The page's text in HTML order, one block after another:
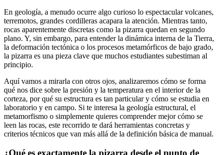
En geología, a menudo ocurre algo curioso lo espectacular volcanes,
terremotos, grandes cordilleras acapara la atención. Mientras tanto,
rocas aparentemente discretas como la pizarra quedan en segundo
plano. Y, sin embargo, para entender la dinámica interna de la Tierra,
la deformación tectónica o los procesos metamórficos de bajo grado,
la pizarra es una pieza clave que muchos estudiantes subestiman al
principio.
Aquí vamos a mirarla con otros ojos, analizaremos cómo se forma
qué nos dice sobre la presión y la temperatura en el interior de la
corteza, por qué su estructura es tan particular y cómo se estudia en
laboratorio y en campo. Si te interesa la geología estructural, el
metamorfismo o simplemente quieres comprender mejor cómo se
leen las rocas, este recorrido te dará herramientas concretas y
criterios técnicos que van más allá de la definición básica de manual.
¿Qué es exactamente la pizarra desde el punto de